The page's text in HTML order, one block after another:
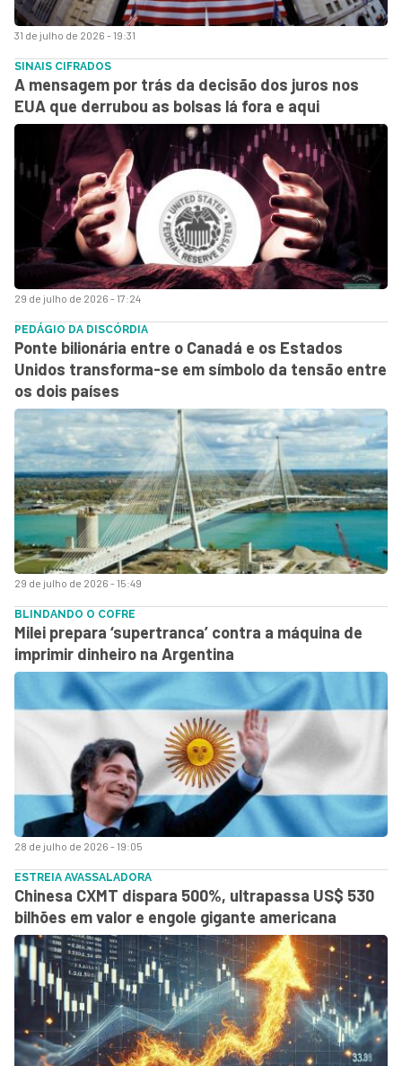
31 de julho de 2026 - 19:31
29 de julho de 2026 - 17:24
SINAIS CIFRADOS
A mensagem por trás da decisão dos juros nos
EUA que derrubou as bolsas lá fora e aqui
29 de julho de 2026 - 15:49
PEDÁGIO DA DISCÓRDIA
Ponte bilionária entre o Canadá e os Estados
Unidos transforma-se em símbolo da tensão entre
os dois países
28 de julho de 2026 - 19:05
BLINDANDO O COFRE
Milei prepara ‘supertranca’ contra a máquina de
imprimir dinheiro na Argentina
ESTREIA AVASSALADORA
Chinesa CXMT dispara 500%, ultrapassa US$ 530
bilhões em valor e engole gigante americana